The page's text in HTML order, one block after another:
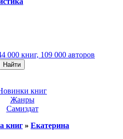
000 книг, 109 000 авторов
Найти
книг
Жанры
Самиздат
книг » Екатерина